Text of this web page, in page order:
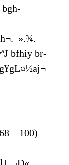
bgh­
».¾.
bfhiy br­
– 100)
,¬D«